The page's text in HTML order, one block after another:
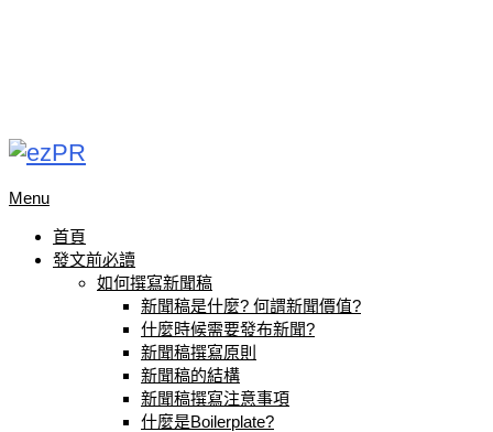
Menu
首頁
發文前必讀
如何撰寫新聞稿
新聞稿是什麼? 何謂新聞價值?
什麼時候需要發布新聞?
新聞稿撰寫原則
新聞稿的結構
新聞稿撰寫注意事項
什麼是Boilerplate?